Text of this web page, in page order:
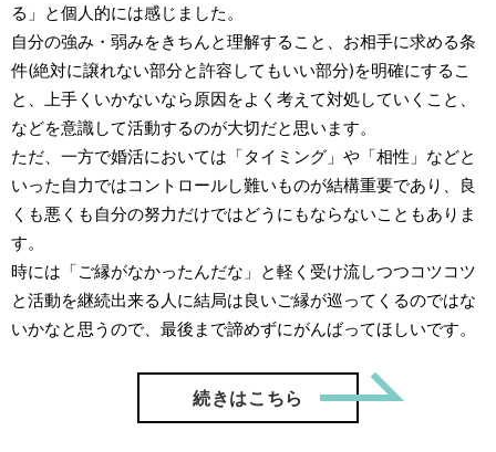
る」と個人的には感じました。
自分の強み・弱みをきちんと理解すること、お相手に求める条
件(絶対に譲れない部分と許容してもいい部分)を明確にするこ
と、上手くいかないなら原因をよく考えて対処していくこと、
などを意識して活動するのが大切だと思います。
ただ、一方で婚活においては「タイミング」や「相性」などと
いった自力ではコントロールし難いものが結構重要であり、良
くも悪くも自分の努力だけではどうにもならないこともありま
す。
時には「ご縁がなかったんだな」と軽く受け流しつつコツコツ
と活動を継続出来る人に結局は良いご縁が巡ってくるのではな
いかなと思うので、最後まで諦めずにがんばってほしいです。
続きはこちら